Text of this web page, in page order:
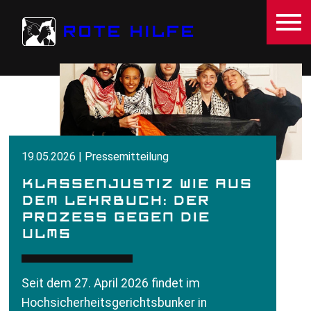
ROTE HILFE
19.05.2026 | Pressemitteilung
KLASSENJUSTIZ WIE AUS
DEM LEHRBUCH: DER
PROZESS GEGEN DIE
ULM5
Seit dem 27. April 2026 findet im
Hochsicherheitsgerichtsbunker in